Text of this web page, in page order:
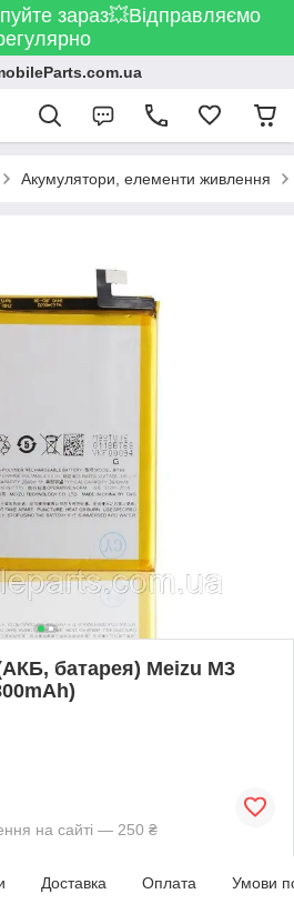
зараз💥Відправляємо
Акумулятори, елементи живлення
батарея) Meizu M3
на сайті — 250 ₴
Доставка Оплата Умови